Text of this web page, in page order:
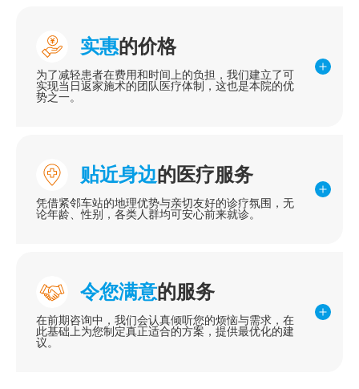
实惠的价格
为了减轻患者在费用和时间上的负担，我们建立了可
实现当日返家施术的团队医疗体制，这也是本院的优
势之一。
贴近身边的医疗服务
凭借紧邻车站的地理优势与亲切友好的诊疗氛围，无
论年龄、性别，各类人群均可安心前来就诊。
令您满意的服务
在前期咨询中，我们会认真倾听您的烦恼与需求，在
此基础上为您制定真正适合的方案，提供最优化的建
议。